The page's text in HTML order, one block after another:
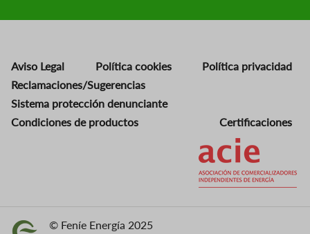
Aviso Legal Política cookies
Política privacidad
Reclamaciones/Sugerencias
Sistema protección denunciante
Condiciones de productos
Certificaciones
Imagen © Feníe Energía 2025